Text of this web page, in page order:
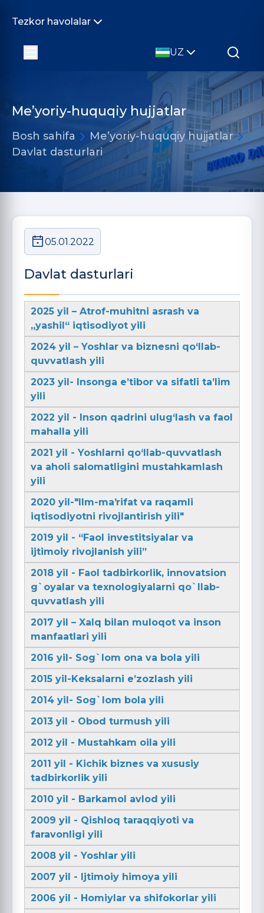
Tezkor havolalar
UZ
Me’yoriy-huquqiy hujjatlar
Bosh sahifa
Me’yoriy-huquqiy hujjatlar
Davlat dasturlari
05.01.2022
Davlat dasturlari
2025 yil – Atrof-muhitni asrash va
„yashil“ iqtisodiyot yili
2024 yil – Yoshlar va biznesni qo‘llab-
quvvatlash yili
2023 yil- Insonga e’tibor va sifatli ta’lim
yili
2022 yil - Inson qadrini ulug‘lash va faol
mahalla yili
2021 yil - Yoshlarni qo‘llab-quvvatlash
va aholi salomatligini mustahkamlash
yili
2020 yil-"Ilm-maʼrifat va raqamli
iqtisodiyotni rivojlantirish yili"
2019 yil - “Faol investitsiyalar va
ijtimoiy rivojlanish yili”
2018 yil - Faol tadbirkorlik, innovatsion
g`oyalar va texnologiyalarni qo`llab-
quvvatlash yili
2017 yil – Xalq bilan muloqot va inson
manfaatlari yili
2016 yil- Sog`lom ona va bola yili
2015 yil-Keksalarni e’zozlash yili
2014 yil- Sog`lom bola yili
2013 yil - Obod turmush yili
2012 yil - Mustahkam oila yili
2011 yil - Kichik biznes va xususiy
tadbirkorlik yili
2010 yil - Barkamol avlod yili
2009 yil - Qishloq taraqqiyoti va
faravonligi yili
2008 yil - Yoshlar yili
2007 yil - Ijtimoiy himoya yili
2006 yil - Homiylar va shifokorlar yili